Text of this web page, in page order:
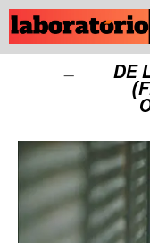
DE